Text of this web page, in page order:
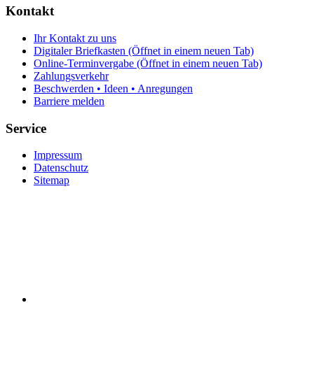
Kontakt
Ihr Kontakt zu uns
Digitaler Briefkasten (Öffnet in einem neuen Tab)
Online-Terminvergabe (Öffnet in einem neuen Tab)
Zahlungsverkehr
Beschwerden • Ideen • Anregungen
Barriere melden
Service
Impressum
Datenschutz
Sitemap